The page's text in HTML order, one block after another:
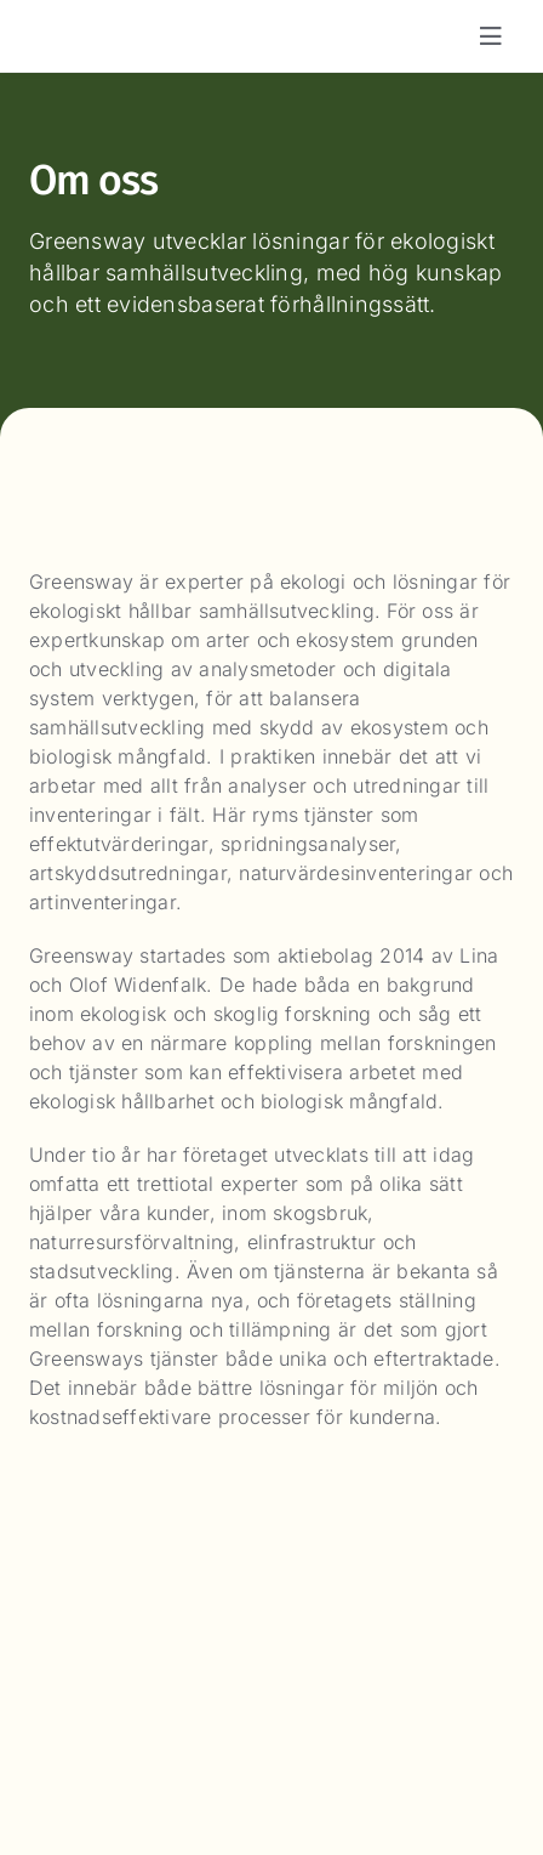
innehållet
Om oss
Greensway utvecklar lösningar för ekologiskt
hållbar samhällsutveckling, med hög kunskap
och ett evidensbaserat förhållningssätt.
Greensway är experter på ekologi och lösningar för
ekologiskt hållbar samhällsutveckling. För oss är
expertkunskap om arter och ekosystem grunden
och utveckling av analysmetoder och digitala
system verktygen, för att balansera
samhällsutveckling med skydd av ekosystem och
biologisk mångfald. I praktiken innebär det att vi
arbetar med allt från analyser och utredningar till
inventeringar i fält. Här ryms tjänster som
effektutvärderingar, spridningsanalyser,
artskyddsutredningar, naturvärdesinventeringar och
artinventeringar.
Greensway startades som aktiebolag 2014 av Lina
och Olof Widenfalk. De hade båda en bakgrund
inom ekologisk och skoglig forskning och såg ett
behov av en närmare koppling mellan forskningen
och tjänster som kan effektivisera arbetet med
ekologisk hållbarhet och biologisk mångfald.
Under tio år har företaget utvecklats till att idag
omfatta ett trettiotal experter som på olika sätt
hjälper våra kunder, inom skogsbruk,
naturresursförvaltning, elinfrastruktur och
stadsutveckling. Även om tjänsterna är bekanta så
är ofta lösningarna nya, och företagets ställning
mellan forskning och tillämpning är det som gjort
Greensways tjänster både unika och eftertraktade.
Det innebär både bättre lösningar för miljön och
kostnadseffektivare processer för kunderna.